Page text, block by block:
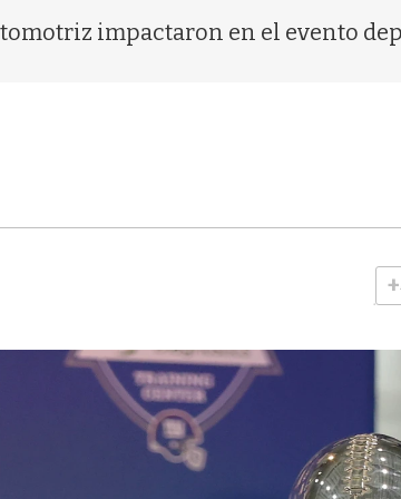
impactaron en el evento
+